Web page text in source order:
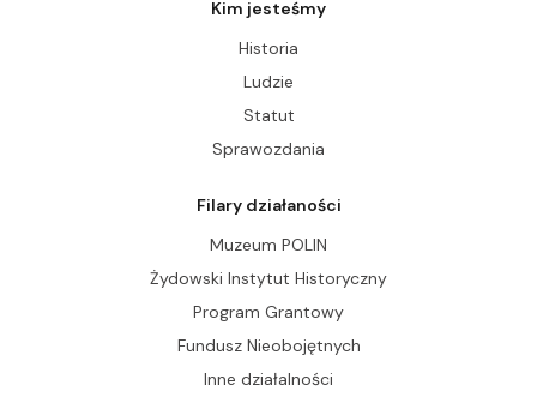
Kim jesteśmy
Historia
Ludzie
Statut
Sprawozdania
Filary działaności
Muzeum POLIN
Żydowski Instytut Historyczny
Program Grantowy
Fundusz Nieobojętnych
Inne działalności